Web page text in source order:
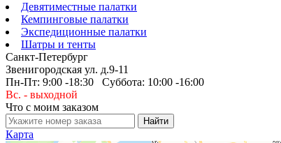
Девятиместные палатки
Кемпинговые палатки
Экспедиционные палатки
Шатры и тенты
Санкт-Петербург
Звенигородская ул. д.9-11
Пн-Пт: 9:00 -18:30 Суббота: 10:00 -16:00
Вс. - выходной
Что с моим заказом
Карта